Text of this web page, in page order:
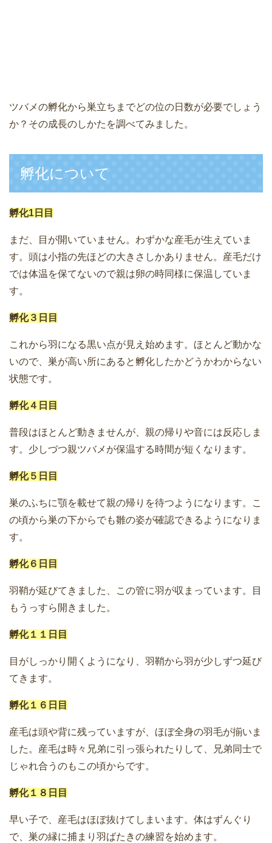
ツバメの孵化から巣立ちまでどの位の日数が必要でしょう
か？その成長のしかたを調べてみました。
孵化について
孵化1日目
まだ、目が開いていません。わずかな産毛が生えていま
す。頭は小指の先ほどの大きさしかありません。産毛だけ
では体温を保てないので親は卵の時同様に保温していま
す。
孵化３日目
これから羽になる黒い点が見え始めます。ほとんど動かな
いので、巣が高い所にあると孵化したかどうかわからない
状態です。
孵化４日目
普段はほとんど動きませんが、親の帰りや音には反応しま
す。少しづつ親ツバメが保温する時間が短くなります。
孵化５日目
巣のふちに顎を載せて親の帰りを待つようになります。こ
の頃から巣の下からでも雛の姿が確認できるようになりま
す。
孵化６日目
羽鞘が延びてきました、この管に羽が収まっています。目
もうっすら開きました。
孵化１１日目
目がしっかり開くようになり、羽鞘から羽が少しずつ延び
てきます。
孵化１６日目
産毛は頭や背に残っていますが、ほぼ全身の羽毛が揃いま
した。産毛は時々兄弟に引っ張られたりして、兄弟同士で
じゃれ合うのもこの頃からです。
孵化１８日目
早い子で、産毛はほぼ抜けてしまいます。体はずんぐり
で、巣の縁に捕まり羽ばたきの練習を始めます。